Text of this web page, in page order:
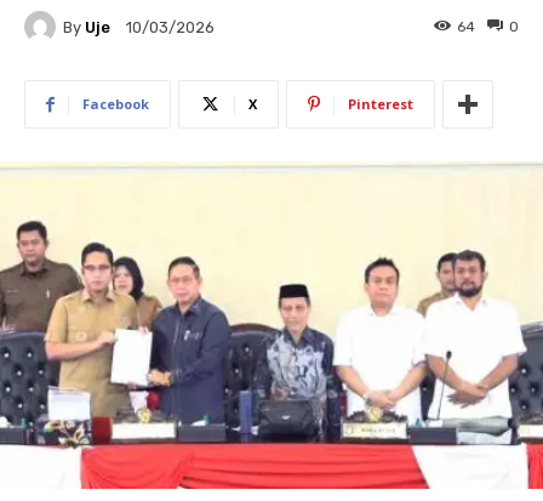
By Uje 10/03/2026 0
64
Facebook X Pinterest